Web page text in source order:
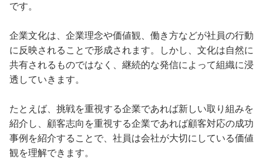
です。
企業文化は、企業理念や価値観、働き方などが社員の行動
に反映されることで形成されます。しかし、文化は自然に
共有されるものではなく、継続的な発信によって組織に浸
透していきます。
たとえば、挑戦を重視する企業であれば新しい取り組みを
紹介し、顧客志向を重視する企業であれば顧客対応の成功
事例を紹介することで、社員は会社が大切にしている価値
観を理解できます。